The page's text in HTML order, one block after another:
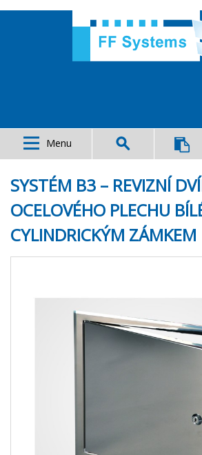
Menu
SYSTÉM B3 – REVIZNÍ
OCELOVÉHO PLECHU
CYLINDRICKÝM ZÁMKEM